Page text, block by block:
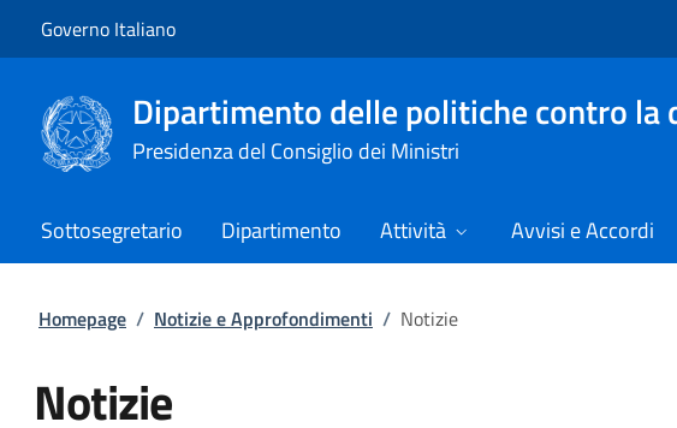
Governo Italiano
Dipartimento delle politiche contro la
Presidenza del Consiglio dei Ministri
Sottosegretario Dipartimento Attività Avvisi e Accordi
Homepage / Notizie e Approfondimenti / Notizie
Notizie